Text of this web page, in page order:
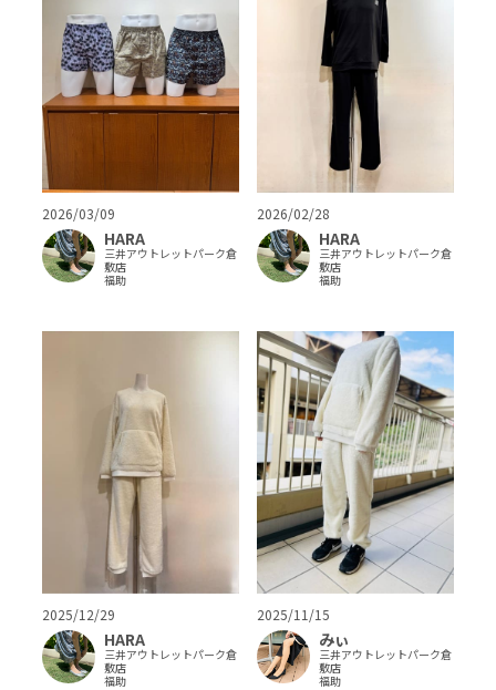
2026/03/09
HARA
三井アウトレットパーク倉
敷店
福助
2026/02/28
HARA
三井アウトレットパーク倉
敷店
福助
2025/12/29
HARA
三井アウトレットパーク倉
敷店
福助
2025/11/15
みぃ
三井アウトレットパーク倉
敷店
福助